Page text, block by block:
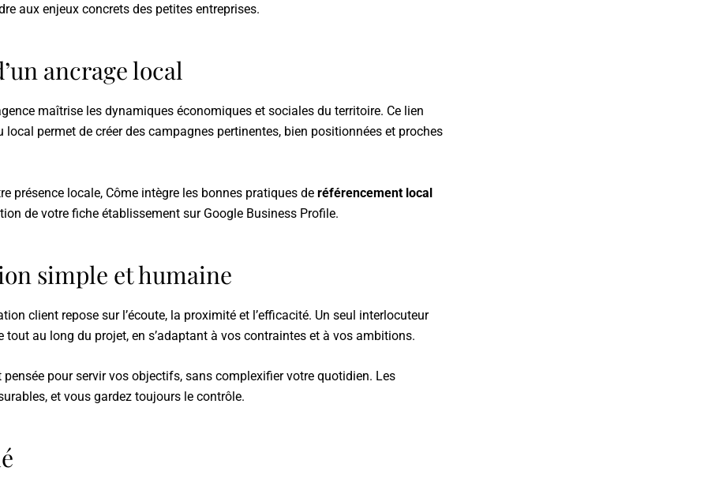
aux enjeux concrets des petites entreprises.
ancrage local
maîtrise les dynamiques économiques et sociales du territoire. Ce lien
local permet de créer des campagnes pertinentes, bien positionnées et proches
présence locale, Côme intègre les bonnes pratiques de référencement local
de votre fiche établissement sur Google Business Profile.
simple et humaine
client repose sur l’écoute, la proximité et l’efficacité. Un seul interlocuteur
tout au long du projet, en s’adaptant à vos contraintes et à vos ambitions.
pensée pour servir vos objectifs, sans complexifier votre quotidien. Les
et vous gardez toujours le contrôle.